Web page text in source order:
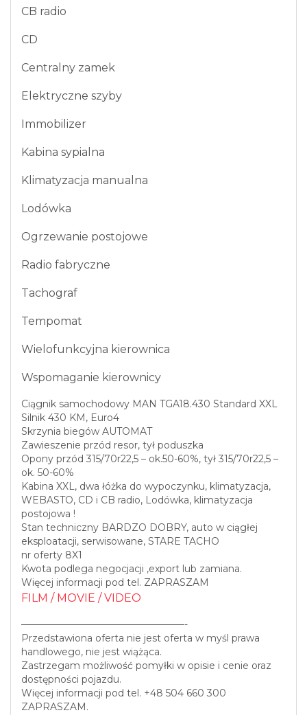
CB radio
CD
Centralny zamek
Elektryczne szyby
Immobilizer
Kabina sypialna
Klimatyzacja manualna
Lodówka
Ogrzewanie postojowe
Radio fabryczne
Tachograf
Tempomat
Wielofunkcyjna kierownica
Wspomaganie kierownicy
Ciągnik samochodowy MAN TGA18.430 Standard XXL
Silnik 430 KM, Euro4
Skrzynia biegów AUTOMAT
Zawieszenie przód resor, tył poduszka
Opony przód 315/70r22,5 – ok.50-60%, tył 315/70r22,5 –
ok. 50-60%
Kabina XXL, dwa łóżka do wypoczynku, klimatyzacja,
WEBASTO, CD i CB radio, Lodówka, klimatyzacja
postojowa !
Stan techniczny BARDZO DOBRY, auto w ciągłej
eksploatacji, serwisowane, STARE TACHO
nr oferty 8X1
Kwota podlega negocjacji ,export lub zamiana.
Więcej informacji pod tel. ZAPRASZAM
FILM / MOVIE / VIDEO
—————————————————-
Przedstawiona oferta nie jest oferta w myśl prawa
handlowego, nie jest wiążąca.
Zastrzegam możliwość pomyłki w opisie i cenie oraz
dostępności pojazdu.
Więcej informacji pod tel. +48 504 660 300
ZAPRASZAM.